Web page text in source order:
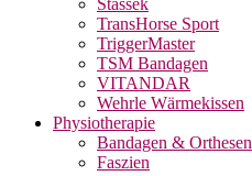
TransHorse Sport
TriggerMaster
TSM Bandagen
VITANDAR
Wehrle Wärmekissen
Physiotherapie
Bandagen & Orthesen
Faszien